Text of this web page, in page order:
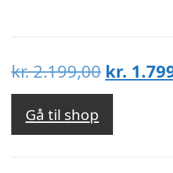
kr.2.199,00 Den
var:
kr.
kr.
Gå til shop